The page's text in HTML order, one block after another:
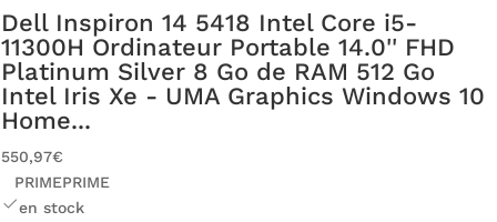
Dell Inspiron 14 5418 Intel Core i5-
11300H Ordinateur Portable 14.0'' FHD
Platinum Silver 8 Go de RAM 512 Go
Intel Iris Xe - UMA Graphics Windows 10
Home...
550,97€
PRIMEPRIME
en stock